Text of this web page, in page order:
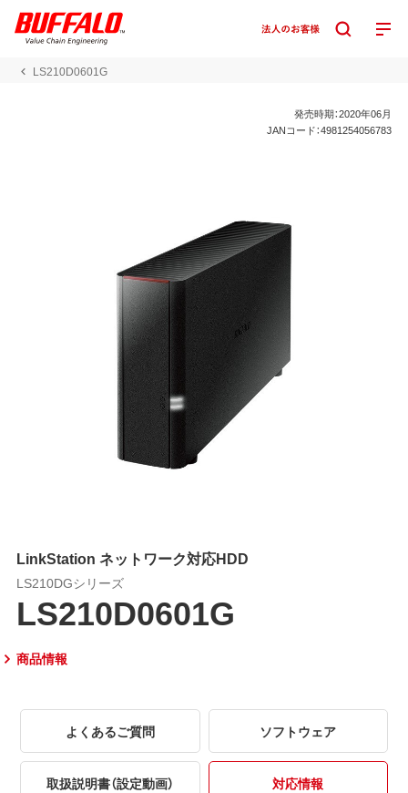
LS210D0601G
発売時期：2020年06月
JANコード：4981254056783
LinkStation ネットワーク対応HDD
LS210DGシリーズ
LS210D0601G
商品情報
よくあるご質問 ソフトウェア
取扱説明書（設定動画） 対応情報